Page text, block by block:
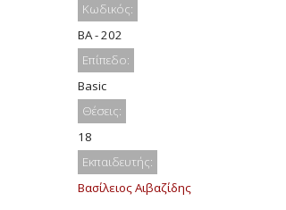
Κωδικός:
BA - 202
Επίπεδο:
Basic
Θέσεις:
18
Εκπαιδευτής:
Βασίλειος Αιβαζίδης